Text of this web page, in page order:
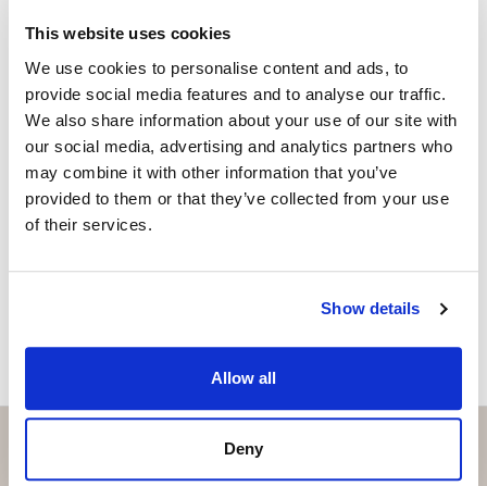
This website uses cookies
We use cookies to personalise content and ads, to
provide social media features and to analyse our traffic.
We also share information about your use of our site with
our social media, advertising and analytics partners who
may combine it with other information that you’ve
provided to them or that they’ve collected from your use
of their services.
Show details
Allow all
Deny
¿Está interesado en esta
propiedad?
Please, contact me or fill your information and
we will contact you with the language you
choose. We also arrange remote property
viewings by Whats App free of charge.
MAKE CONTACT REQUEST
agoten.